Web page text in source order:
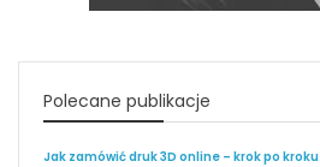
Polecane publikacje
Jak zamówić druk 3D online – krok po kroku